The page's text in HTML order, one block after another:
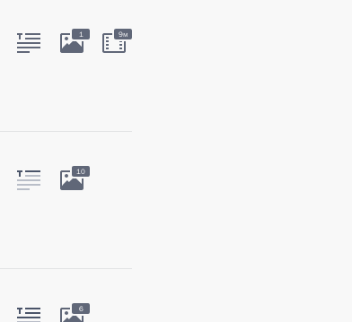
1 9м
10
6